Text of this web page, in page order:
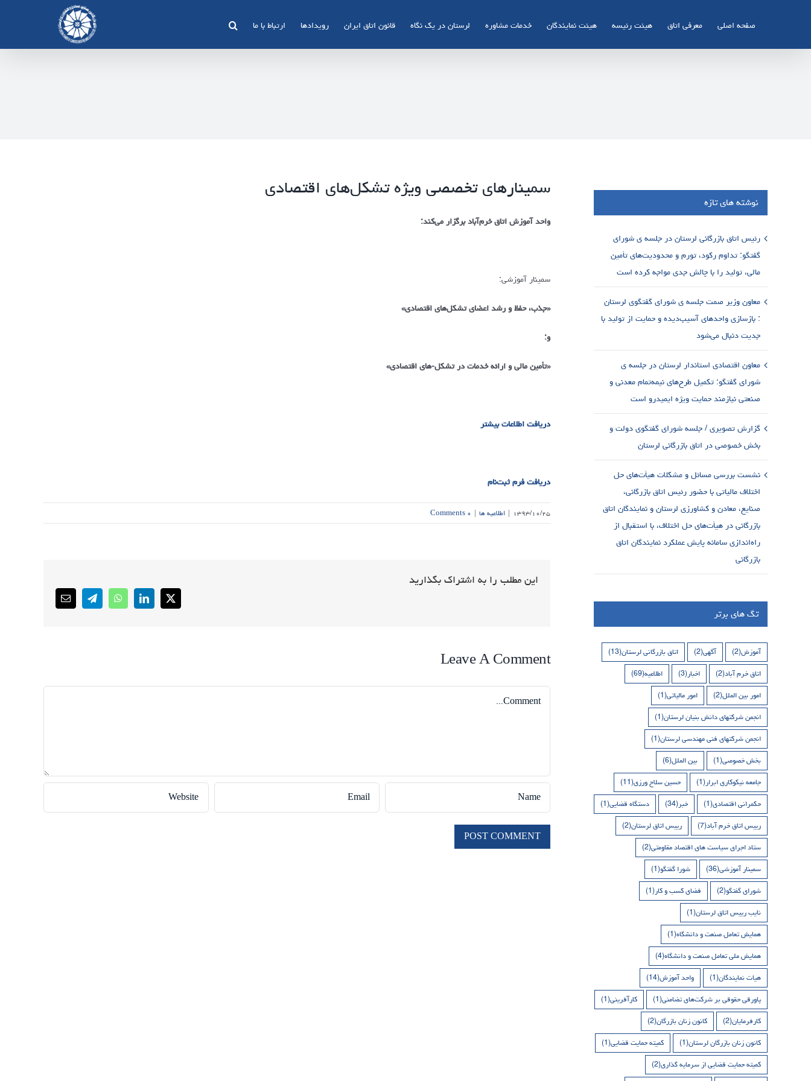
صفحه اصلی معرفی اتاق هیئت رئیسه هیئت نمایندگان خدمات مشاوره لرستان در یک نگاه قانون اتاق ایران رویدادها ارتباط با ما
سمینارهای تخصصی ویژه تشکل‌های اقتصادی
واحد آموزش اتاق خرم‌آباد برگزار می‌کند:
سمینار آموزشی:
«جذب، حفظ و رشد اعضای تشکل‌های اقتصادی»
و:
«تأمین مالی و ارائه خدمات در تشکل-های اقتصادی»
دریافت اطلاعات بیشتر
دریافت فرم ثبت‌نام
۱۳۹۳/۱۰/۲۵ | اطلاعیه ها | ۰ Comments
این مطلب را به اشتراک بگذارید
X
LinkedIn
WhatsApp
Telegram
Email
Leave A Comment
نوشته های تازه
رئیس اتاق بازرگانی لرستان در جلسه ی شورای
گفتگو: تداوم رکود، تورم و محدودیت‌های تأمین
مالی، تولید را با چالش جدی مواجه کرده است
معاون وزیر صمت جلسه ی شورای گفتگوی لرستان
: بازسازی واحدهای آسیب‌دیده و حمایت از تولید با
جدیت دنبال می‌شود
معاون اقتصادی استاندار لرستان در جلسه ی
شورای گفتگو: تکمیل طرح‌های نیمه‌تمام معدنی و
صنعتی نیازمند حمایت ویژه ایمیدرو است
گزارش تصویری / جلسه شورای گفتگوی دولت و
بخش خصوصی در اتاق بازرگانی لرستان
نشست بررسی مسائل و مشکلات هیأت‌های حل
اختلاف مالیاتی با حضور رئیس اتاق بازرگانی،
صنایع، معادن و کشاورزی لرستان و نمایندگان اتاق
بازرگانی در هیأت‌های حل اختلاف، با استقبال از
راه‌اندازی سامانه پایش عملکرد نمایندگان اتاق
بازرگانی
تگ های برتر
آموزش(2) آگهی(2) اتاق بازرگانی لرستان(13)
اتاق خرم آباد(2) اخبار(3) اطلاعیه(69)
امور بین الملل(2) امور مالیاتی(1)
انجمن شرکتهای دانش بنیان لرستان(1)
انجمن شرکتهای فنی مهندسی لرستان(1)
بخش خصوصی(1) بین الملل(6)
جامعه نیکوکاری ابرار(1) حسین سلاح ورزی(11)
حکمرانی اقتصادی(1) خبر(34) دستگاه قضایی(1)
رییس اتاق خرم آباد(7) رییس اتاق لرستان(2)
ستاد اجرای سیاست های اقتصاد مقاومتی(2)
سمینار آموزشی(36) شورا گفتگو(1)
شورای گفتگو(2) فضای کسب و کار(1)
نایب رییس اتاق لرستان(1)
همایش تعامل صنعت و دانشگاه(1)
همایش ملی تعامل صنعت و دانشگاه(4)
هیات نمایندگان(1) واحد آموزش(14)
پاورقی حقوقی بر شرکت‌های تضامنی(1) کارآفرینی(1)
کارفرمایان(2) کانون زنان بازرگان(2)
کانون زنان بازرگان لرستان(1) کمیته حمایت قضایی(1)
کمیته حمایت قضایی از سرمایه گذاری(2)